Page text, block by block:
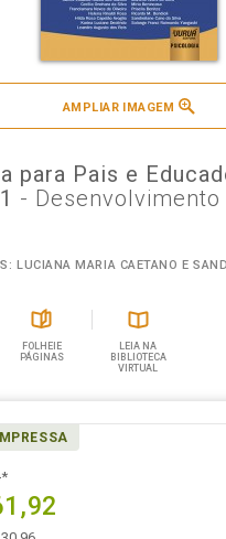
AMPLIAR IMAGEM
para Pais e
- Desenvolvimento
LUCIANA MARIA CAETANO E
FOLHEIE
PÁGINAS
LEIA NA
BIBLIOTECA
VIRTUAL
*